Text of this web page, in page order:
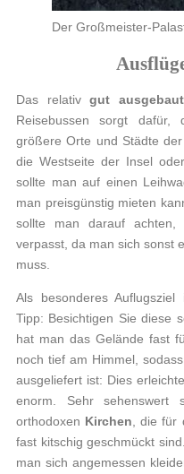
Der Großmeister-
Das relativgut
Reisebussen sorgt
größere Orte und Städte
die Westseite der Insel
sollte man auf einen
man preisgünstig mieten
sollte man darauf
verpasst, da man sich sonst
muss.
Als besonderes
Tipp: Besichtigen Sie diese
hat man das Gelände fast
noch tief am Himmel,
ausgeliefert ist: Dies
enorm. Sehr sehenswert
orthodoxen Kirchen , die
fast kitschig geschmückt
man sich angemessen